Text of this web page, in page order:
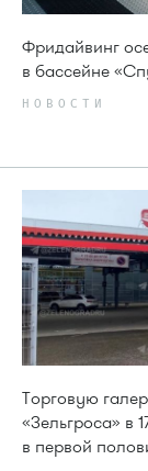
Фридайвинг
в бассейне
НОВОСТИ
Торговую
«Зельгроса» в
в первой